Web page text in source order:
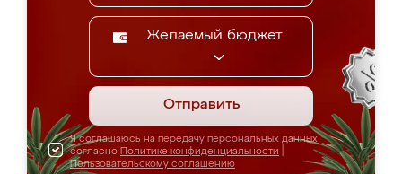
Желаемый бюджет
Отправить
Я соглашаюсь на передачу персональных данных
согласно Политике конфиденциальности
Пользовательскому соглашению